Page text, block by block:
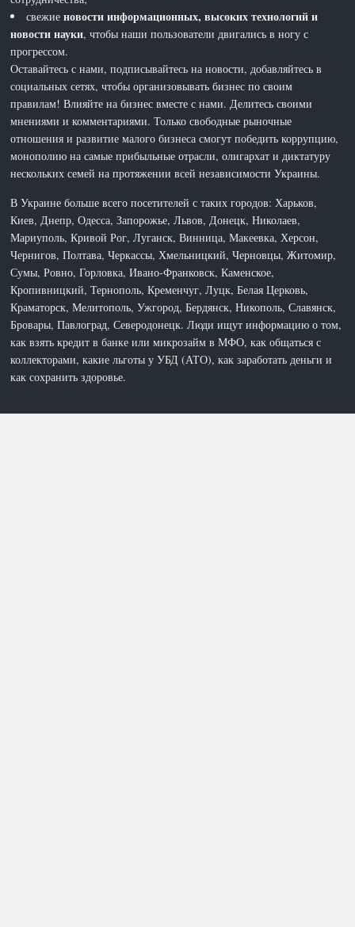
свежиеновости информационных, высоких технологий и
новости науки, чтобы наши пользователи двигались в ногу с
прогрессом.
Оставайтесь с нами, подписывайтесь на новости, добавляйтесь в
социальных сетях, чтобы организовывать бизнес по своим
правилам! Влияйте на бизнес вместе с нами. Делитесь своими
мнениями и комментариями. Только свободные рыночные
отношения и развитие малого бизнеса смогут победить коррупцию,
монополию на самые прибыльные отрасли, олигархат и диктатуру
нескольких семей на протяжении всей независимости Украины.
В Украине больше всего посетителей с таких городов: Харьков,
Киев, Днепр, Одесса, Запорожье, Львов, Донецк, Николаев,
Мариуполь, Кривой Рог, Луганск, Винница, Макеевка, Херсон,
Чернигов, Полтава, Черкассы, Хмельницкий, Черновцы, Житомир,
Сумы, Ровно, Горловка, Ивано-Франковск, Каменское,
Кропивницкий, Тернополь, Кременчуг, Луцк, Белая Церковь,
Краматорск, Мелитополь, Ужгород, Бердянск, Никополь, Славянск,
Бровары, Павлоград, Северодонецк. Люди ищут информацию о том,
как взять кредит в банке или микрозайм в МФО, как общаться с
коллекторами, какие льготы у УБД (АТО), как заработать деньги и
как сохранить здоровье.